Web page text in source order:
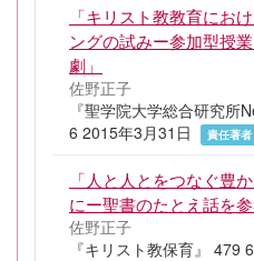
「キリスト教教育にお
ングの試みー参加型授
劇」
佐野正子
『聖学院大学総合研究所
6 2015年3月31日
責任著者
「人と人とをつなぐ豊
にー聖書のたとえ話を
佐野正子
『キリスト教保育』 479